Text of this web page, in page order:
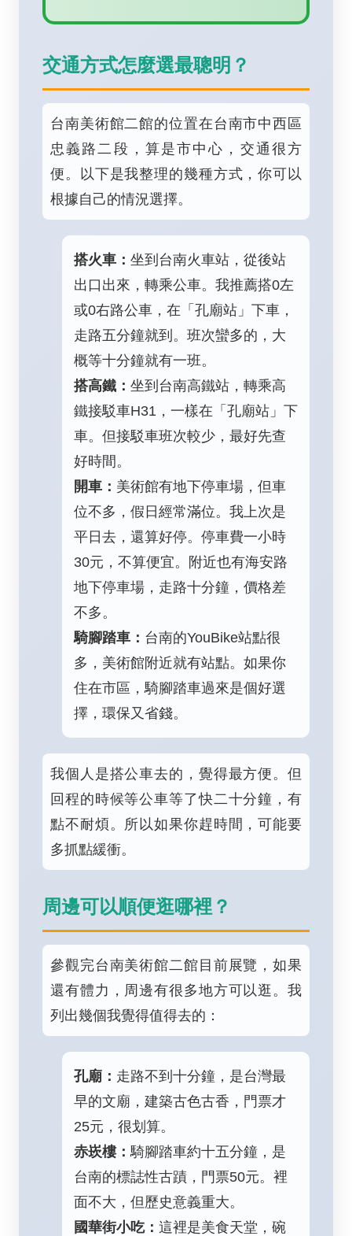
交通方式怎麼選最聰明？
台南美術館二館的位置在台南市中西區
忠義路二段，算是市中心，交通很方
便。以下是我整理的幾種方式，你可以
根據自己的情況選擇。
搭火車： 坐到台南火車站，從後站
出口出來，轉乘公車。我推薦搭0左
或0右路公車，在「孔廟站」下車，
走路五分鐘就到。班次蠻多的，大
概等十分鐘就有一班。
搭高鐵： 坐到台南高鐵站，轉乘高
鐵接駁車H31，一樣在「孔廟站」下
車。但接駁車班次較少，最好先查
好時間。
開車： 美術館有地下停車場，但車
位不多，假日經常滿位。我上次是
平日去，還算好停。停車費一小時
30元，不算便宜。附近也有海安路
地下停車場，走路十分鐘，價格差
不多。
騎腳踏車： 台南的YouBike站點很
多，美術館附近就有站點。如果你
住在市區，騎腳踏車過來是個好選
擇，環保又省錢。
我個人是搭公車去的，覺得最方便。但
回程的時候等公車等了快二十分鐘，有
點不耐煩。所以如果你趕時間，可能要
多抓點緩衝。
周邊可以順便逛哪裡？
參觀完台南美術館二館目前展覽，如果
還有體力，周邊有很多地方可以逛。我
列出幾個我覺得值得去的：
孔廟： 走路不到十分鐘，是台灣最
早的文廟，建築古色古香，門票才
25元，很划算。
赤崁樓：騎腳踏車約十五分鐘，是
台南的標誌性古蹟，門票50元。裡
面不大，但歷史意義重大。
國華街小吃： 這裡是美食天堂，碗